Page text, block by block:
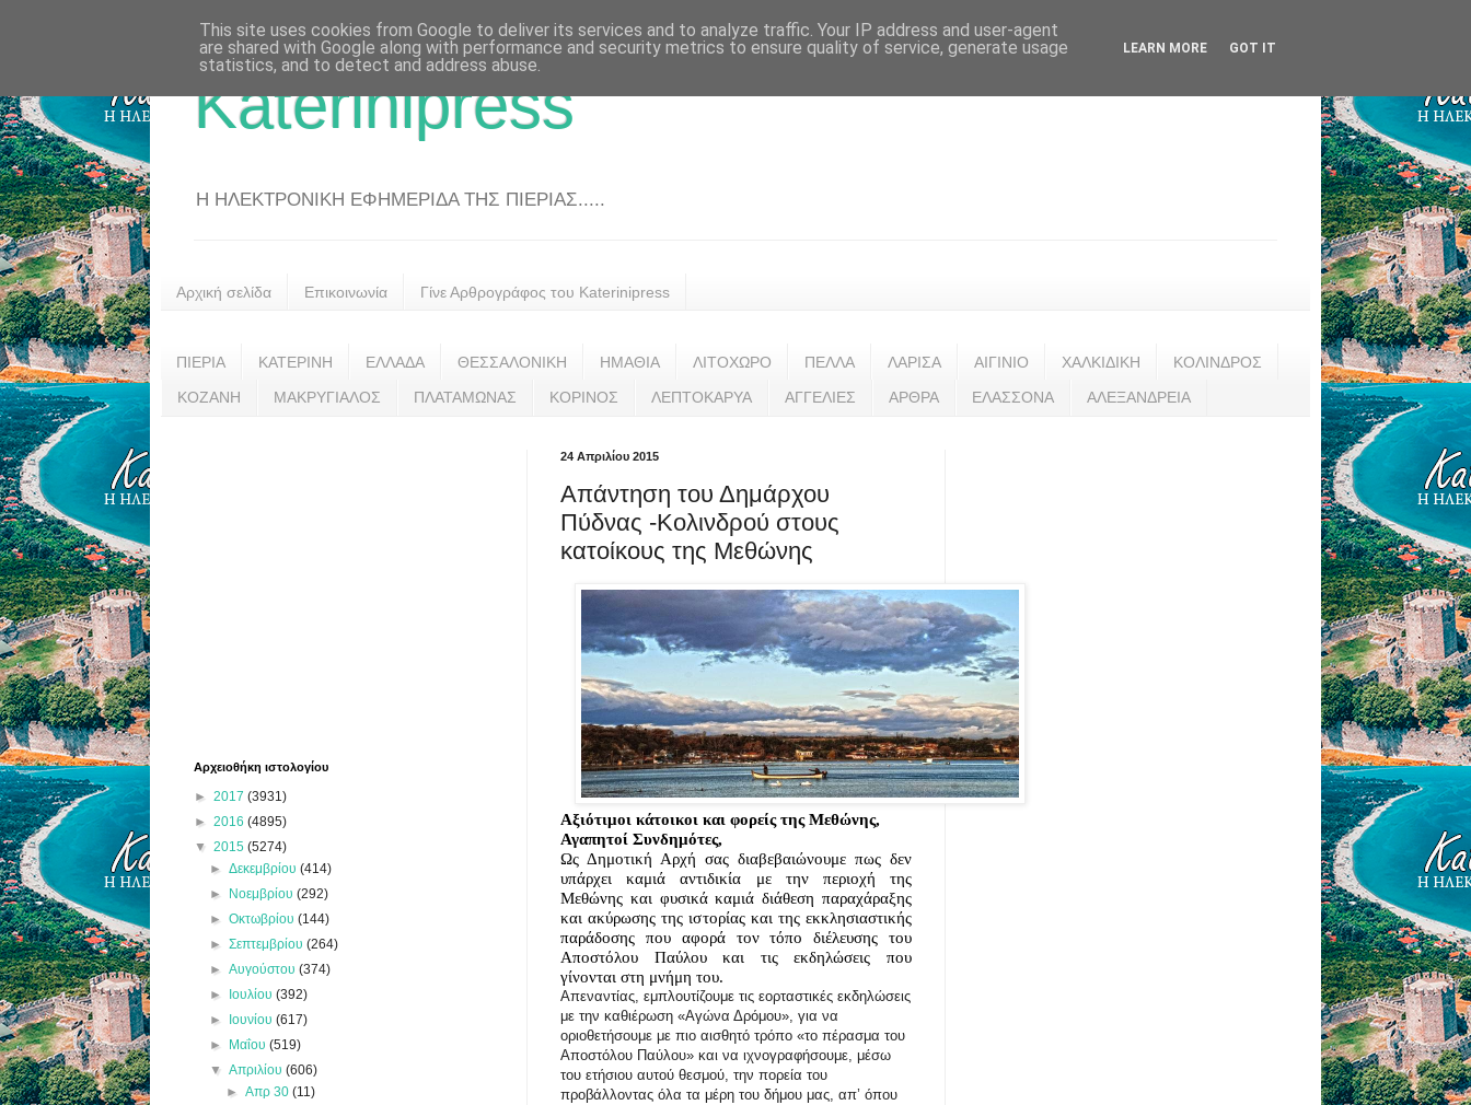
Katerinipress
Η ΗΛΕΚΤΡΟΝΙΚΗ ΕΦΗΜΕΡΙΔΑ ΤΗΣ ΠΙΕΡΙΑΣ.....
Αρχική σελίδα Επικοινωνία Γίνε Αρθρογράφος του Katerinipress
ΠΙΕΡΙΑ ΚΑΤΕΡΙΝΗ ΕΛΛΑΔΑ ΘΕΣΣΑΛΟΝΙΚΗ ΗΜΑΘΙΑ ΛΙΤΟΧΩΡΟ ΠΕΛΛΑ ΛΑΡΙΣΑ ΑΙΓΙΝΙΟ ΧΑΛΚΙΔΙΚΗ ΚΟΛΙΝΔΡΟΣ
ΚΟΖΑΝΗ ΜΑΚΡΥΓΙΑΛΟΣ ΠΛΑΤΑΜΩΝΑΣ ΚΟΡΙΝΟΣ ΛΕΠΤΟΚΑΡΥΑ ΑΓΓΕΛΙΕΣ ΑΡΘΡΑ ΕΛΑΣΣΟΝΑ ΑΛΕΞΑΝΔΡΕΙΑ
24 Απριλίου 2015
Απάντηση του Δημάρχου
Πύδνας -Κολινδρού στους
κατοίκους της Μεθώνης
Αξιότιμοι κάτοικοι και φορείς της Μεθώνης,
Αγαπητοί Συνδημότες,
Ως Δημοτική Αρχή σας διαβεβαιώνουμε πως δεν
υπάρχει καμιά αντιδικία με την περιοχή της
Μεθώνης και φυσικά καμιά διάθεση παραχάραξης
και ακύρωσης της ιστορίας και της εκκλησιαστικής
παράδοσης που αφορά τον τόπο διέλευσης του
Αποστόλου Παύλου και τις εκδηλώσεις που
γίνονται στη μνήμη του.
Απεναντίας, εμπλουτίζουμε τις εορταστικές εκδηλώσεις
με την καθιέρωση «Αγώνα Δρόμου», για να
οριοθετήσουμε με πιο αισθητό τρόπο «το πέρασμα του
Αποστόλου Παύλου» και να ιχνογραφήσουμε, μέσω
του ετήσιου αυτού θεσμού, την πορεία του
προβάλλοντας όλα τα μέρη του δήμου μας, απ’ όπου
Αρχειοθήκη ιστολογίου
► 2017 (3931)
► 2016 (4895)
▼ 2015 (5274)
►Δεκεμβρίου(414)
► Νοεμβρίου(292)
►Οκτωβρίου(144)
►Σεπτεμβρίου(264)
►Αυγούστου(374)
► Ιουλίου(392)
► Ιουνίου(617)
► Μαΐου(519)
▼Απριλίου(606)
► Απρ 30 (11)
This site uses cookies from Google to deliver its services and to analyze traffic. Your IP address and user-agent
are shared with Google along with performance and security metrics to ensure quality of service, generate usage
statistics, and to detect and address abuse.
LEARN MORE GOT IT